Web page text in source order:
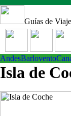
Guías de Viaje
AndesBarlovento
Isla de